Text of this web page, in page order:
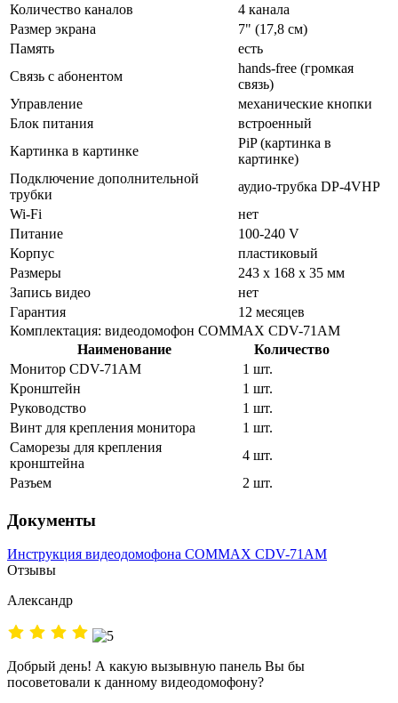
Количество каналов
4 канала
Размер экрана
7" (17,8 см)
Память
есть
Связь с абонентом
hands-free (громкая
связь)
Управление
механические кнопки
Блок питания
встроенный
Картинка в картинке
PiP (картинка в
картинке)
Подключение дополнительной
трубки
аудио-трубка DP-4VHP
Wi-Fi
нет
Питание
100-240 V
Корпус
пластиковый
Размеры
243 х 168 х 35 мм
Запись видео
нет
Гарантия
12 месяцев
Комплектация: видеодомофон COMMAX CDV-71AM
Наименование
Количество
Монитор CDV-71AM
1 шт.
Кронштейн
1 шт.
Руководство
1 шт.
Винт для крепления монитора
1 шт.
Саморезы для крепления
кронштейна
4 шт.
Разъем
2 шт.
Документы
Инструкция видеодомофона COMMAX CDV-71AM
Отзывы
Александр
Добрый день! А какую вызывную панель Вы бы
посоветовали к данному видеодомофону?